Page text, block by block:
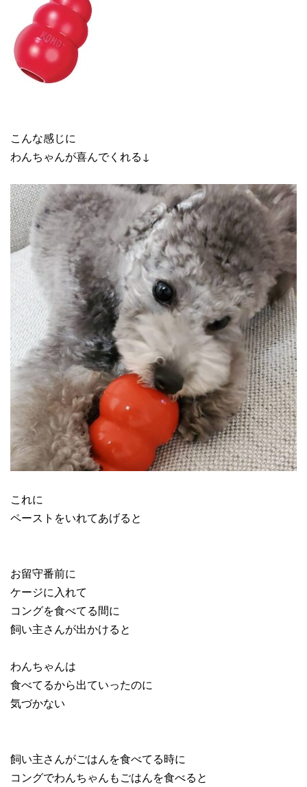
こんな感じに
わんちゃんが喜んでくれる↓
これに
ペーストをいれてあげると
お留守番前に
ケージに入れて
コングを食べてる間に
飼い主さんが出かけると
わんちゃんは
食べてるから出ていったのに
気づかない
飼い主さんがごはんを食べてる時に
コングでわんちゃんもごはんを食べると